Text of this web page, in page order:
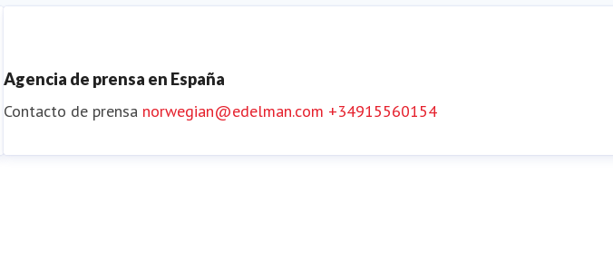
Agencia de prensa en España
Contacto de prensa norwegian@edelman.com +34915560154